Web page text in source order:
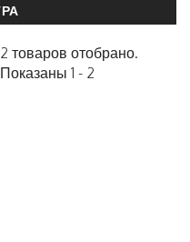
2 товаров отобрано.
Показаны 1 - 2